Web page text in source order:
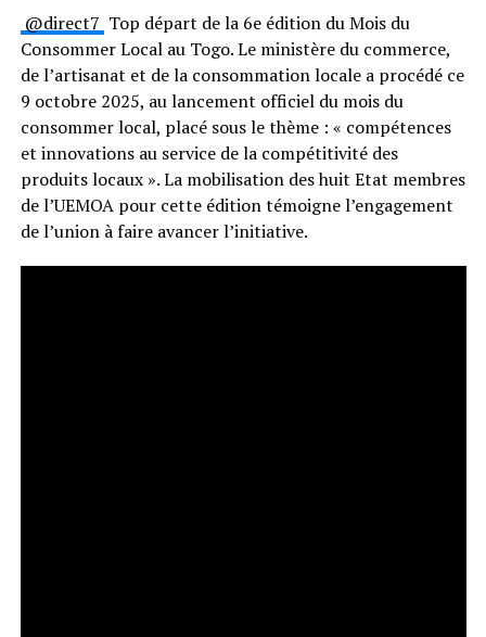
⁨@direct7⁩ Top départ de la 6e édition du Mois du
Consommer Local au Togo. Le ministère du commerce,
de l’artisanat et de la consommation locale a procédé ce
9 octobre 2025, au lancement officiel du mois du
consommer local, placé sous le thème : « compétences
et innovations au service de la compétitivité des
produits locaux ». La mobilisation des huit Etat membres
de l’UEMOA pour cette édition témoigne l’engagement
de l’union à faire avancer l’initiative.